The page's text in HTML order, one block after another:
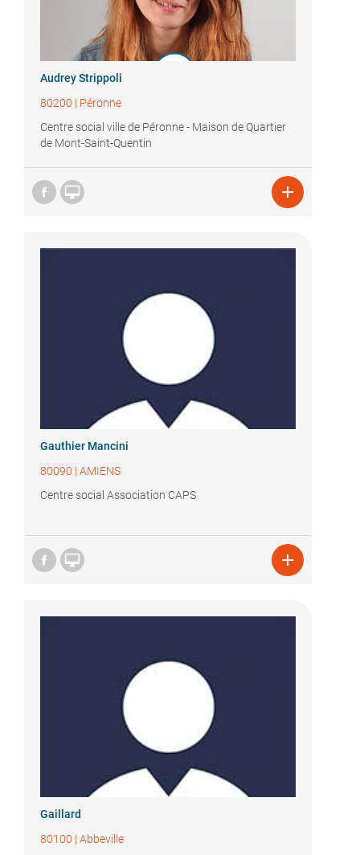
Audrey Strippoli
80200 | Péronne
Centre social ville de Péronne - Maison de Quartier
de Mont-Saint-Quentin
 
Gauthier Mancini
80090 | AMIENS
Centre social Association CAPS
 
Gaillard
80100 | Abbeville